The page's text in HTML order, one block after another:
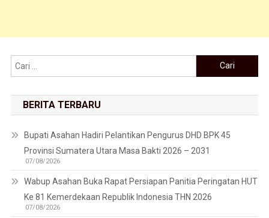
Cari untuk:
BERITA TERBARU
Bupati Asahan Hadiri Pelantikan Pengurus DHD BPK 45
Provinsi Sumatera Utara Masa Bakti 2026 – 2031
07/08/2026
Wabup Asahan Buka Rapat Persiapan Panitia Peringatan HUT
Ke 81 Kemerdekaan Republik Indonesia THN 2026
07/08/2026